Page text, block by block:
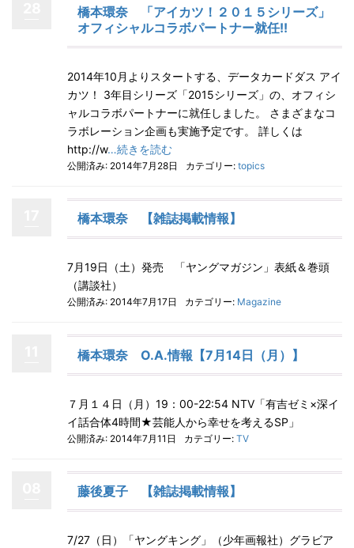
橋本環奈 「アイカツ！２０１５シリーズ」
オフィシャルコラボパートナー就任!!
2014年10月よりスタートする、データカードダス アイ
カツ！ 3年目シリーズ「2015シリーズ」の、オフィシ
ャルコラボパートナーに就任しました。 さまざまなコ
ラボレーション企画も実施予定です。 詳しくは
http://w…続きを読む
公開済み: 2014年7月28日 カテゴリー: topics
橋本環奈 【雑誌掲載情報】
7月19日（土）発売 「ヤングマガジン」表紙＆巻頭
（講談社）
公開済み: 2014年7月17日 カテゴリー: Magazine
橋本環奈 O.A.情報【7月14日（月）】
７月１４日（月）19：00-22:54 NTV「有吉ゼミ×深イ
イ話合体4時間★芸能人から幸せを考えるSP」
公開済み: 2014年7月11日 カテゴリー: TV
藤後夏子 【雑誌掲載情報】
7/27（日）「ヤングキング」（少年画報社）グラビア